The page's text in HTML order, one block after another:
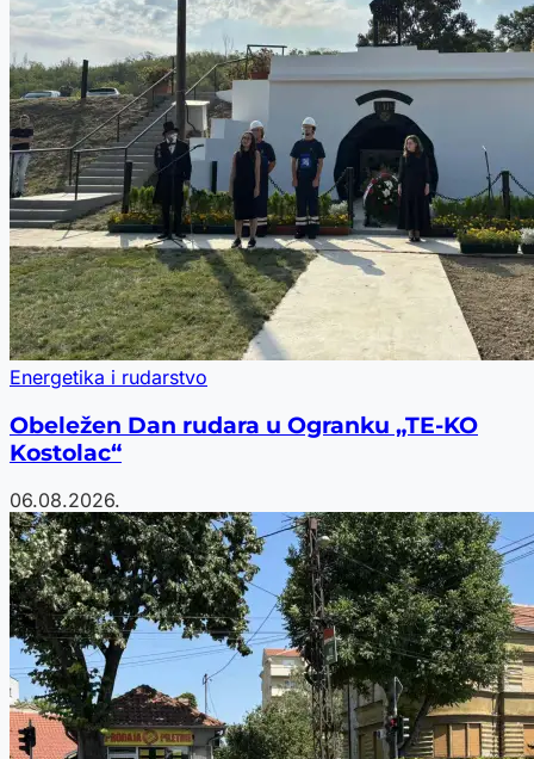
Energetika i rudarstvo
Obeležen Dan rudara u Ogranku „TE-KO
Kostolac“
06.08.2026.